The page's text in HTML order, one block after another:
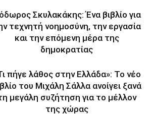
Σκυλακάκης: Ένα βιβλίο για
τεχνητή νοημοσύνη, την εργασία
και την επόμενη μέρα της
δημοκρατίας
πήγε λάθος στην Ελλάδα»: Το νέο
του Μιχάλη Σάλλα ανοίγει ξανά
μεγάλη συζήτηση για το μέλλον
της χώρας